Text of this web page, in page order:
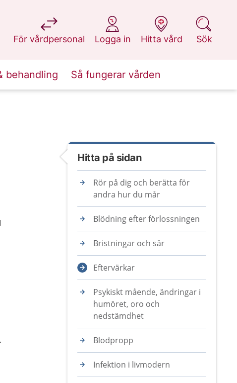
För vårdpersonal
på 1177.se
Logga in
på 1177.se
Hitta vård
på 1177.se
Sök
på 1177.se
behandling Så fungerar vården
Hitta på sidan
Rör på dig och berätta för
andra hur du mår
Blödning efter förlossningen
Bristningar och sår
Eftervärkar
Psykiskt mående, ändringar i
humöret, oro och
nedstämdhet
Blodpropp
Infektion i livmodern